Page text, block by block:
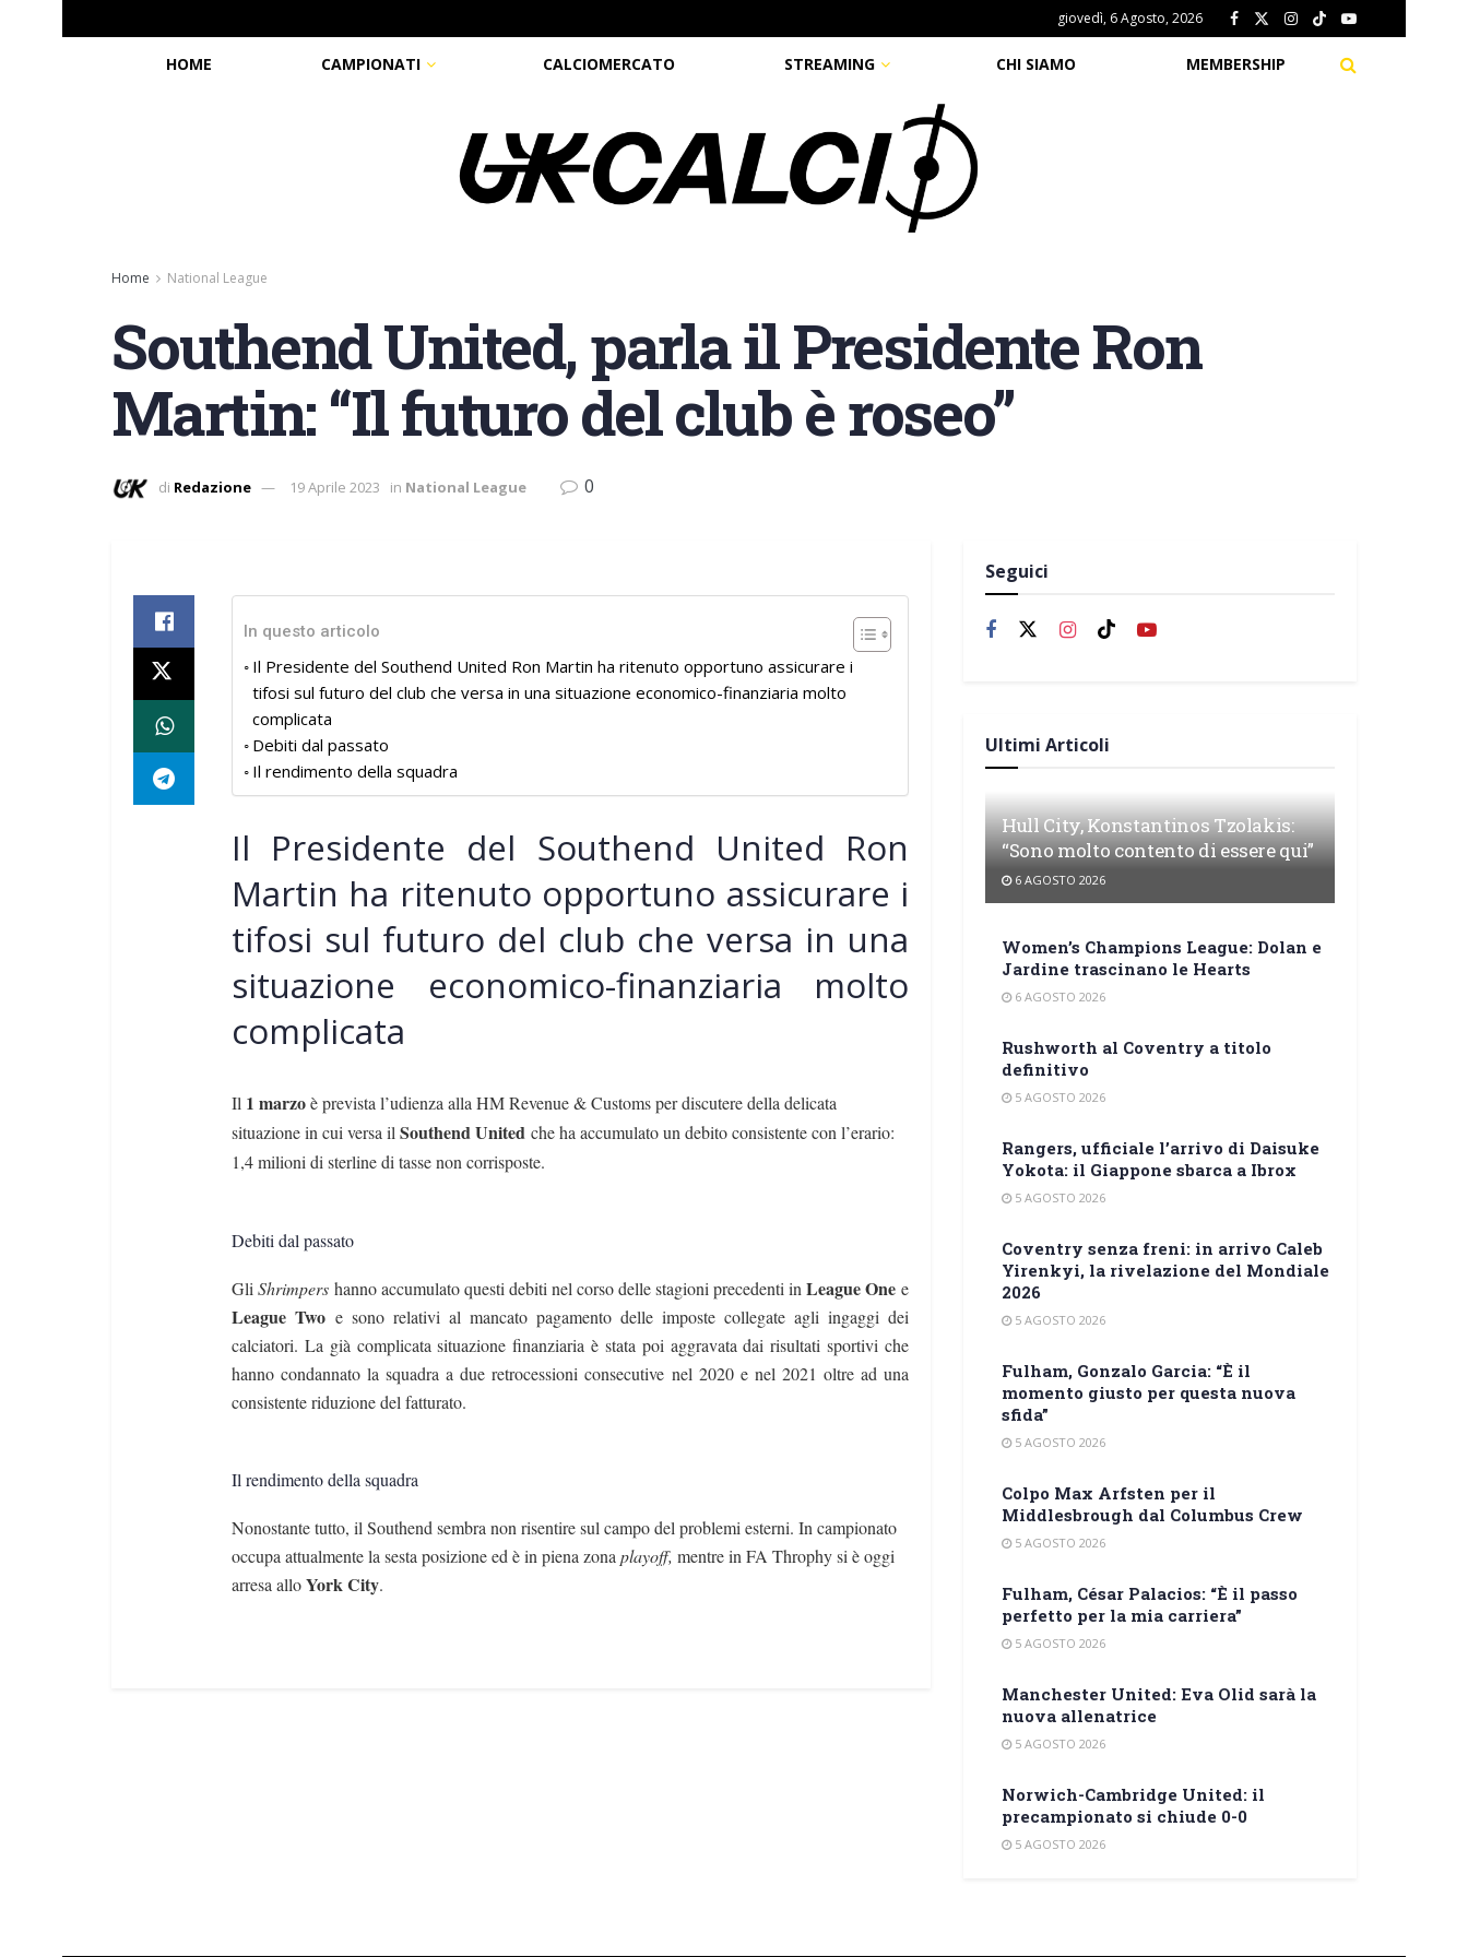
giovedì, 6 Agosto, 2026
HOME CAMPIONATI CALCIOMERCATO STREAMING CHI SIAMO MEMBERSHIP
Home National League
Southend United, parla il Presidente Ron
Martin: “Il futuro del club è roseo”
di Redazione 19 Aprile 2023 in National League 0
In questo articolo
Il Presidente del Southend United Ron Martin ha ritenuto opportuno assicurare i
tifosi sul futuro del club che versa in una situazione economico-finanziaria molto
complicata
Debiti dal passato
Il rendimento della squadra
Il Presidente del Southend United Ron
Martin ha ritenuto opportuno assicurare i
tifosi sul futuro del club che versa in una
situazione economico-finanziaria molto
complicata
Il 1 marzoè prevista l’udienza alla HM Revenue & Customs per discutere della delicata
situazione in cui versa il Southend United che ha accumulato un debito consistente con l’erario:
1,4 milioni di sterline di tasse non corrisposte.
Debiti dal passato
Gli Shrimpers hanno accumulato questi debiti nel corso delle stagioni precedenti in League One e
League Two e sono relativi al mancato pagamento delle imposte collegate agli ingaggi dei
calciatori. La già complicata situazione finanziaria è stata poi aggravata dai risultati sportivi che
hanno condannato la squadra a due retrocessioni consecutive nel 2020 e nel 2021 oltre ad una
consistente riduzione del fatturato.
Il rendimento della squadra
Nonostante tutto, il Southend sembra non risentire sul campo del problemi esterni. In campionato
occupa attualmente la sesta posizione ed è in piena zona playoff, mentre in FA Throphy si è oggi
arresa alloYork City.
Seguici
Ultimi Articoli
Hull City, Konstantinos Tzolakis:
“Sono molto contento di essere qui”
6 AGOSTO 2026
Women’s Champions League: Dolan e
Jardine trascinano le Hearts
6 AGOSTO 2026
Rushworth al Coventry a titolo
definitivo
5 AGOSTO 2026
Rangers, ufficiale l’arrivo di Daisuke
Yokota: il Giappone sbarca a Ibrox
5 AGOSTO 2026
Coventry senza freni: in arrivo Caleb
Yirenkyi, la rivelazione del Mondiale
2026
5 AGOSTO 2026
Fulham, Gonzalo Garcia: “È il
momento giusto per questa nuova
sfida”
5 AGOSTO 2026
Colpo Max Arfsten per il
Middlesbrough dal Columbus Crew
5 AGOSTO 2026
Fulham, César Palacios: “È il passo
perfetto per la mia carriera”
5 AGOSTO 2026
Manchester United: Eva Olid sarà la
nuova allenatrice
5 AGOSTO 2026
Norwich-Cambridge United: il
precampionato si chiude 0-0
5 AGOSTO 2026